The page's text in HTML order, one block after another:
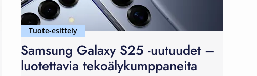
Tuote-esittely
Samsung Galaxy S25 -uutuudet –
luotettavia tekoälykumppaneita